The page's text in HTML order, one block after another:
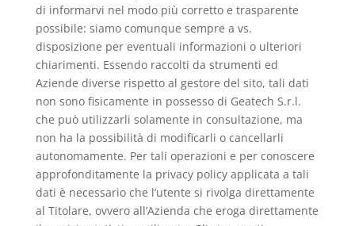
di informarvi nel modo più corretto e trasparente
possibile: siamo comunque sempre a vs.
disposizione per eventuali informazioni o ulteriori
chiarimenti. Essendo raccolti da strumenti ed
Aziende diverse rispetto al gestore del sito, tali dati
non sono fisicamente in possesso di Geatech S.r.l.
che può utilizzarli solamente in consultazione, ma
non ha la possibilità di modificarli o cancellarli
autonomamente. Per tali operazioni e per conoscere
approfonditamente la privacy policy applicata a tali
dati è necessario che l’utente si rivolga direttamente
al Titolare, ovvero all’Azienda che eroga direttamente